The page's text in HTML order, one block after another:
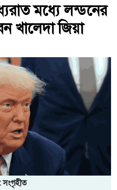
মধ্যে লন্ডনের
খালেদা জিয়া
সংগৃহীত